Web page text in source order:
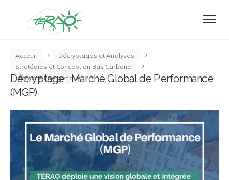
Acceuil
Décryptages et Analyses
Stratégies et Conception Bas Carbone
Efficacité Energétique
Décryptage : Marché Global de Performance
(MGP)